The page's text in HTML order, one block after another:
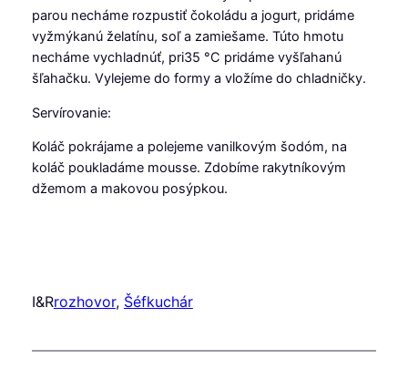
parou necháme rozpustiť čokoládu a jogurt, pridáme
vyžmýkanú želatínu, soľ a zamiešame. Túto hmotu
necháme vychladnúť, pri35 °C pridáme vyšľahanú
šľahačku. Vylejeme do formy a vložíme do chladničky.
Servírovanie:
Koláč pokrájame a polejeme vanilkovým šodóm, na
koláč poukladáme mousse. Zdobíme rakytníkovým
džemom a makovou posýpkou.
I&Rrozhovor, Šéfkuchár